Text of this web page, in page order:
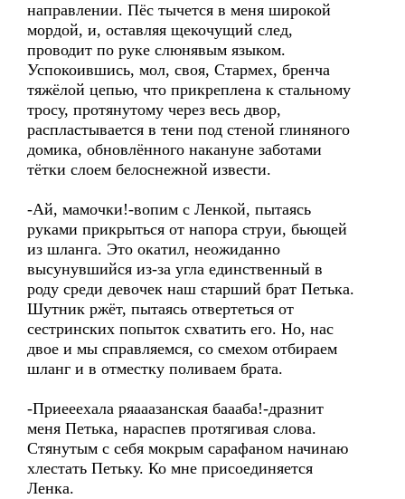
направлении. Пёс тычется в меня широкой
мордой, и, оставляя щекочущий след,
проводит по руке слюнявым языком.
Успокоившись, мол, своя, Стармех, бренча
тяжёлой цепью, что прикреплена к стальному
тросу, протянутому через весь двор,
распластывается в тени под стеной глиняного
домика, обновлённого накануне заботами
тётки слоем белоснежной извести.
-Ай, мамочки!-вопим с Ленкой, пытаясь
руками прикрыться от напора струи, бьющей
из шланга. Это окатил, неожиданно
высунувшийся из-за угла единственный в
роду среди девочек наш старший брат Петька.
Шутник ржёт, пытаясь отвертеться от
сестринских попыток схватить его. Но, нас
двое и мы справляемся, со смехом отбираем
шланг и в отместку поливаем брата.
-Приееехала ряааазанская баааба!-дразнит
меня Петька, нараспев протягивая слова.
Стянутым с себя мокрым сарафаном начинаю
хлестать Петьку. Ко мне присоединяется
Ленка.